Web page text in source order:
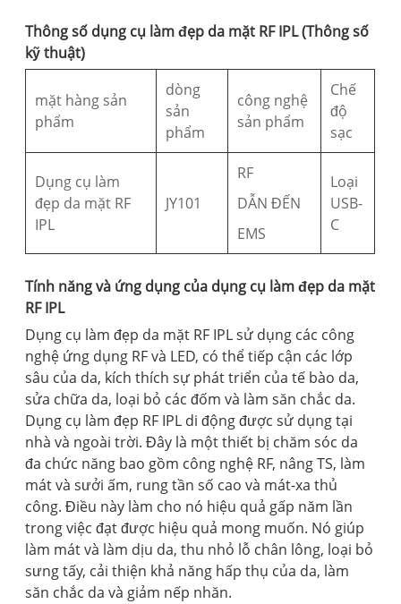
Thông số dụng cụ làm đẹp da mặt RF IPL (Thông số
kỹ thuật)
mặt hàng sản
phẩm
dòng
sản
phẩm
công nghệ
sản phẩm
Chế
độ
sạc
Dụng cụ làm
đẹp da mặt RF
IPL
JY101
RF
DẪN ĐẾN
EMS
Loại
USB-
C
Tính năng và ứng dụng của dụng cụ làm đẹp da mặt
RF IPL
Dụng cụ làm đẹp da mặt RF IPL sử dụng các công
nghệ ứng dụng RF và LED, có thể tiếp cận các lớp
sâu của da, kích thích sự phát triển của tế bào da,
sửa chữa da, loại bỏ các đốm và làm săn chắc da.
Dụng cụ làm đẹp RF IPL di động được sử dụng tại
nhà và ngoài trời. Đây là một thiết bị chăm sóc da
đa chức năng bao gồm công nghệ RF, nâng TS, làm
mát và sưởi ấm, rung tần số cao và mát-xa thủ
công. Điều này làm cho nó hiệu quả gấp năm lần
trong việc đạt được hiệu quả mong muốn. Nó giúp
làm mát và làm dịu da, thu nhỏ lỗ chân lông, loại bỏ
sưng tấy, cải thiện khả năng hấp thụ của da, làm
săn chắc da và giảm nếp nhăn.